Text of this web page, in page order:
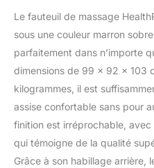
Le fauteuil de massage
sous une couleur marron
parfaitement dans n’importe
dimensions de 99 x 92 x 103
kilogrammes, il est
assise confortable sans pour
finition est irréprochable,
qui témoigne de la qualité
Grâce à son habillage arrière,